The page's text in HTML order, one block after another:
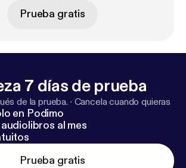
Prueba gratis
7 días de prueba
de la prueba. · Cancela cuando quieras
en Podimo
al mes
Prueba gratis